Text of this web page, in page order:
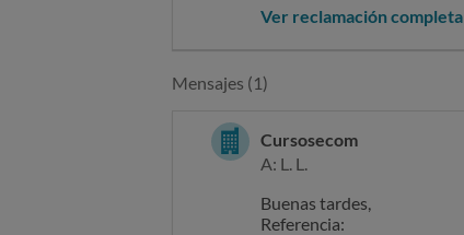
Ver reclamación completa
Mensajes (1)
Cursosecom
A: L. L.
Buenas tardes,
Referencia: